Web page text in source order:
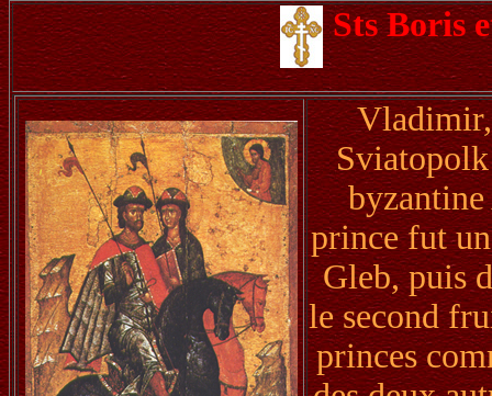
Sts Boris
prince fut
Gleb, puis
le second
princes